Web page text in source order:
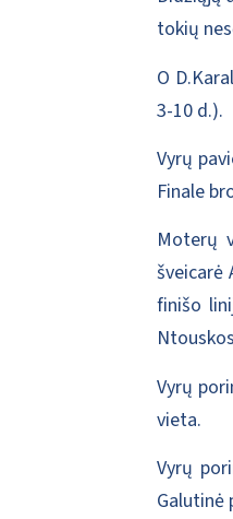
tokių
O
3-10 d.).
Vyrų
Finale
Moterų
šveicarė
finišo
Vyrų
vieta.
Vyrų
Galutinė